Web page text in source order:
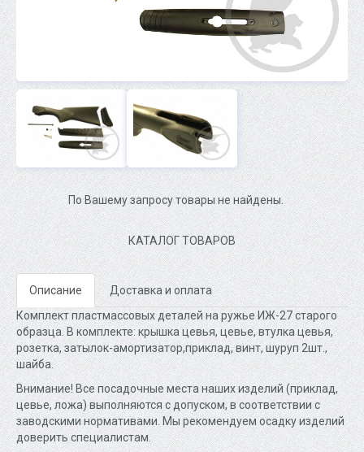
По Вашему запросу товары не найдены.
КАТАЛОГ ТОВАРОВ
Описание
Доставка и оплата
Комплект пластмассовых деталей на ружье ИЖ-27 старого
образца. В комплекте: крышка цевья, цевье, втулка цевья,
розетка, затылок-амортизатор,приклад, винт, шуруп 2шт.,
шайба.
Внимание! Все посадочные места наших изделий (приклад,
цевье, ложа) выполняются с допуском, в соответствии с
заводскими нормативами. Мы рекомендуем осадку изделий
доверить специалистам.